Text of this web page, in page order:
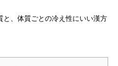
と、体質ごとの冷え性にいい漢方